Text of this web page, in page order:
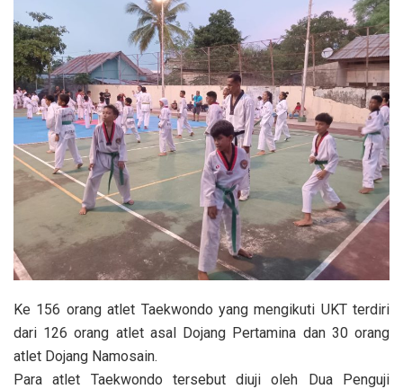
Ke 156 orang atlet Taekwondo yang mengikuti UKT terdiri
dari 126 orang atlet asal Dojang Pertamina dan 30 orang
atlet Dojang Namosain.
Para atlet Taekwondo tersebut diuji oleh Dua Penguji